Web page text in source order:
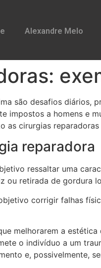
Alexandre Melo
são desafios diários,
impostos a homens e
as cirurgias
reparadora
ressaltar uma
ou retirada de gordura
corrigir falhas
melhorarem a
o indivíduo a um
e, possivelmente,